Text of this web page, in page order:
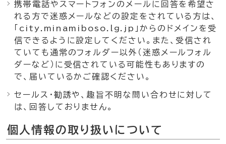
携帯電話やスマートフォンのメールに回答を希望さ
れる方で迷惑メールなどの設定をされている方は、
「city.minamiboso.lg.jp」からのドメインを受
信できるように設定してください。また、受信され
ていても通常のフォルダー以外（迷惑メールフォル
ダーなど）に受信されている可能性もありますの
で、届いているかご確認ください。
セールス・勧誘や、趣旨不明な問い合わせに対して
は、回答しておりません。
個人情報の取り扱いについて